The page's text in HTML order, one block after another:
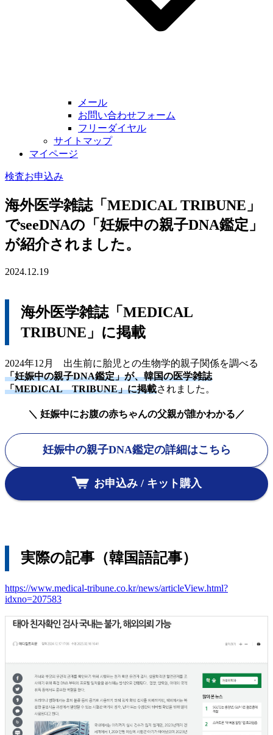
メール
お問い合わせフォーム
フリーダイヤル
サイトマップ
マイページ
検査お申込み
海外医学雑誌「MEDICAL TRIBUNE」
でseeDNAの「妊娠中の親子DNA鑑定」
が紹介されました。
2024.12.19
海外医学雑誌「MEDICAL
TRIBUNE」に掲載
2024年12月 出生前に胎児との生物学的親子関係を調べる
「妊娠中の親子DNA鑑定」が、韓国の医学雑誌
「MEDICAL TRIBUNE」に掲載されました。
＼ 妊娠中にお腹の赤ちゃんの父親が誰かわかる／
妊娠中の親子DNA鑑定の詳細はこちら
お申込み / キット購入
実際の記事（韓国語記事）
https://www.medical-tribune.co.kr/news/articleView.html?
idxno=207583